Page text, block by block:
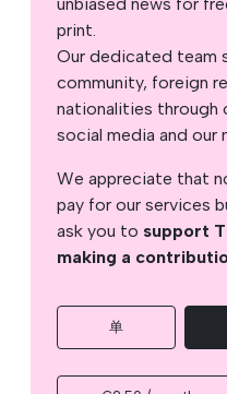
print.
Our dedicated team
community, foreign
nationalities through
social media and our
We appreciate that
pay for our services
ask you to support
making a
单